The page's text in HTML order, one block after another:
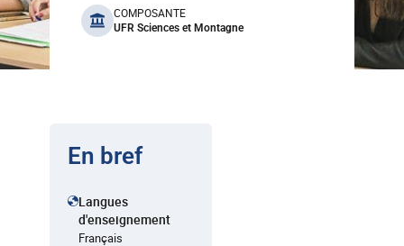
benefits
COMPOSANTE
UFR Sciences et Montagne
En bref
Langues
d'enseignement
Français